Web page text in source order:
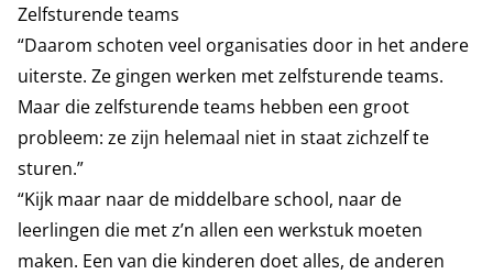
Zelfsturende teams
“Daarom schoten veel organisaties door in het andere
uiterste. Ze gingen werken met zelfsturende teams.
Maar die zelfsturende teams hebben een groot
probleem: ze zijn helemaal niet in staat zichzelf te
sturen.”
“Kijk maar naar de middelbare school, naar de
leerlingen die met z’n allen een werkstuk moeten
maken. Een van die kinderen doet alles, de anderen